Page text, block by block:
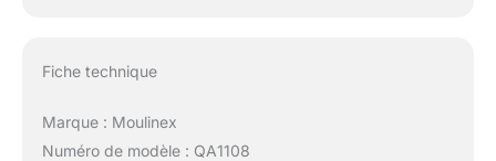
Fiche technique
Marque : Moulinex
Numéro de modèle : QA1108